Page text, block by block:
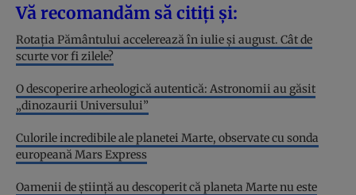
Vă recomandăm să citiți și:
Rotația Pământului accelerează în iulie și august. Cât de
scurte vor fi zilele?
O descoperire arheologică autentică: Astronomii au găsit
„dinozaurii Universului”
Culorile incredibile ale planetei Marte, observate cu sonda
europeană Mars Express
Oamenii de știință au descoperit că planeta Marte nu este